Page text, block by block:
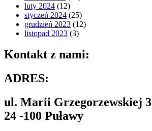
luty 2024 (12)
styczeń 2024 (25)
grudzień 2023 (12)
listopad 2023 (3)
Kontakt z nami:
ADRES:
ul. Marii Grzegorzewskiej 3
24 -100 Puławy